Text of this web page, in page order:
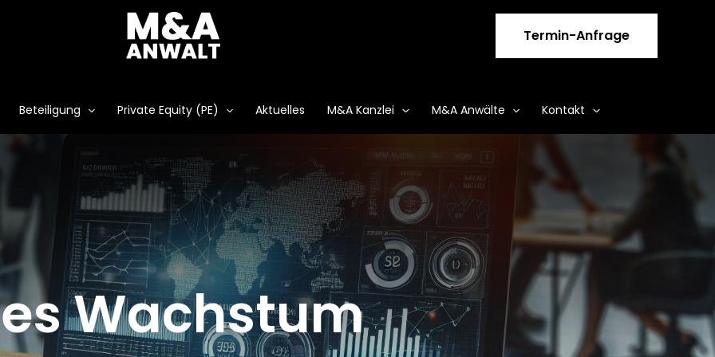
Termin-Anfrage
Beteiligung Private Equity (PE) Aktuelles M&A Kanzlei M&A Anwälte Kontakt
Wachstum